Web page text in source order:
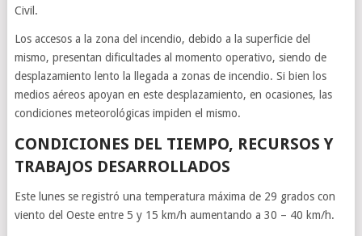
Civil.
Los accesos a la zona del incendio, debido a la superficie del
mismo, presentan dificultades al momento operativo, siendo de
desplazamiento lento la llegada a zonas de incendio. Si bien los
medios aéreos apoyan en este desplazamiento, en ocasiones, las
condiciones meteorológicas impiden el mismo.
CONDICIONES DEL TIEMPO, RECURSOS Y
TRABAJOS DESARROLLADOS
Este lunes se registró una temperatura máxima de 29 grados con
viento del Oeste entre 5 y 15 km/h aumentando a 30 – 40 km/h.